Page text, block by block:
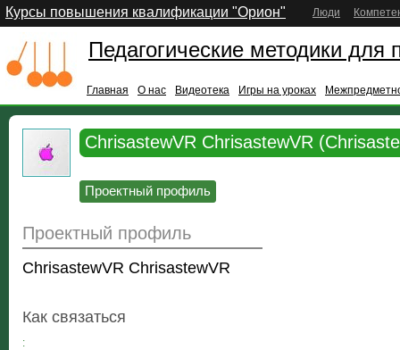
Курсы повышения квалификации "Орион" Люди
Педагогические методики для
Главная О нас Видеотека Игры на уроках
ChrisastewVR ChrisastewVR
Проектный профиль
Проектный профиль
ChrisastewVR ChrisastewVR
Как связаться
: